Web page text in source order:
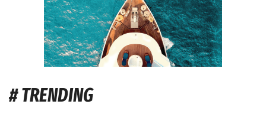
# TRENDING